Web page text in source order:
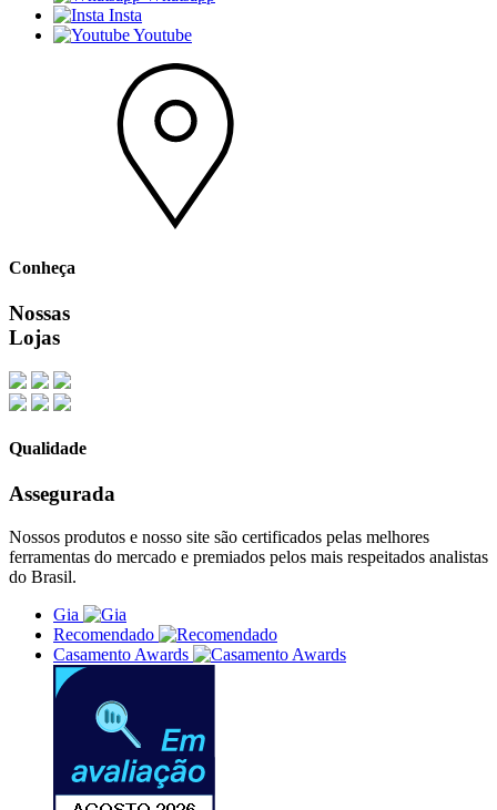
Insta
Youtube
Conheça
Nossas
Lojas
Qualidade
Assegurada
Nossos produtos e nosso site são certificados pelas melhores
ferramentas do mercado e premiados pelos mais respeitados analistas
do Brasil.
Gia
Recomendado
Casamento Awards